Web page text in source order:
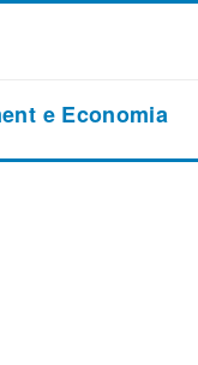
e Economia